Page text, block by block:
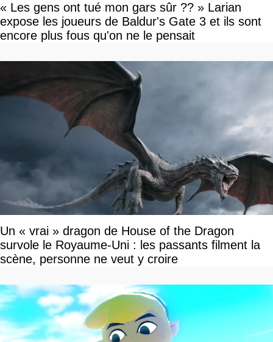
« Les gens ont tué mon gars sûr ?? » Larian
expose les joueurs de Baldur's Gate 3 et ils sont
encore plus fous qu'on ne le pensait
Un « vrai » dragon de House of the Dragon
survole le Royaume-Uni : les passants filment la
scène, personne ne veut y croire